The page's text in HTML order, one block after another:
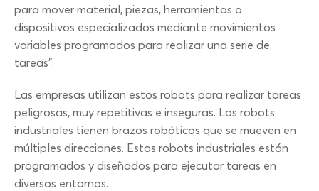
para mover material, piezas, herramientas o
dispositivos especializados mediante movimientos
variables programados para realizar una serie de
tareas".
Las empresas utilizan estos robots para realizar tareas
peligrosas, muy repetitivas e inseguras. Los robots
industriales tienen brazos robóticos que se mueven en
múltiples direcciones. Estos robots industriales están
programados y diseñados para ejecutar tareas en
diversos entornos.